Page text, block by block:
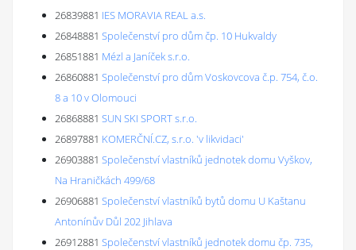
26839881 IES MORAVIA REAL a.s.
26848881 Společenství pro dům čp. 10 Hukvaldy
26851881 Mézl a Janíček s.r.o.
26860881 Společenství pro dům Voskovcova č.p. 754, č.o.
8 a 10 v Olomouci
26868881 SUN SKI SPORT s.r.o.
26897881 KOMERČNÍ.CZ, s.r.o. 'v likvidaci'
26903881 Společenství vlastníků jednotek domu Vyškov,
Na Hraničkách 499/68
26906881 Společenství vlastníků bytů domu U Kaštanu
Antonínův Důl 202 Jihlava
26912881 Společenství vlastníků jednotek domu čp. 735,